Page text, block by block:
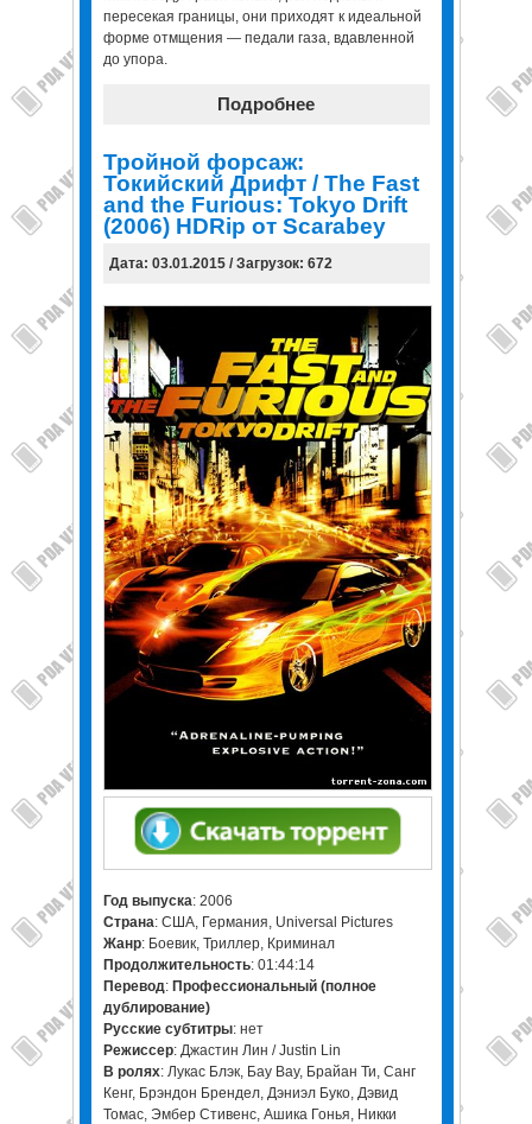
пересекая границы, они приходят к идеальной
форме отмщения — педали газа, вдавленной
до упора.
Подробнее
Тройной форсаж:
Токийский Дрифт / The Fast
and the Furious: Tokyo Drift
(2006) HDRip от Scarabey
Дата: 03.01.2015 / Загрузок: 672
Год выпуска: 2006
Страна: США, Германия, Universal Pictures
Жанр: Боевик, Триллер, Криминал
Продолжительность: 01:44:14
Перевод: Профессиональный (полное
дублирование)
Русские субтитры: нет
Режиссер: Джастин Лин / Justin Lin
В ролях: Лукас Блэк, Бау Вау, Брайан Ти, Санг
Кенг, Брэндон Брендел, Дэниэл Буко, Дэвид
Томас, Эмбер Стивенс, Ашика Гонья, Никки